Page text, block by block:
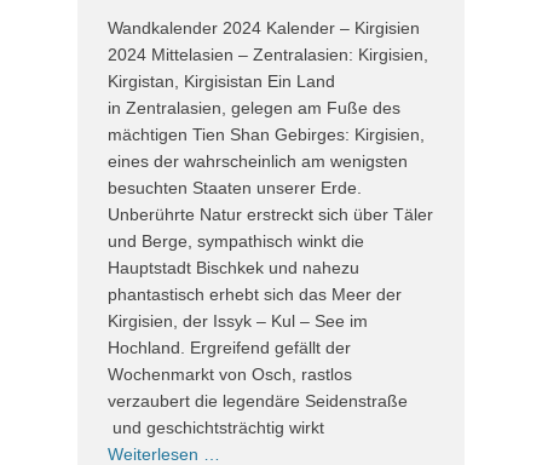
Wandkalender 2024 Kalender – Kirgisien
2024 Mittelasien – Zentralasien: Kirgisien,
Kirgistan, Kirgisistan Ein Land
in Zentralasien, gelegen am Fuße des
mächtigen Tien Shan Gebirges: Kirgisien,
eines der wahrscheinlich am wenigsten
besuchten Staaten unserer Erde.
Unberührte Natur erstreckt sich über Täler
und Berge, sympathisch winkt die
Hauptstadt Bischkek und nahezu
phantastisch erhebt sich das Meer der
Kirgisien, der Issyk – Kul – See im
Hochland. Ergreifend gefällt der
Wochenmarkt von Osch, rastlos
verzaubert die legendäre Seidenstraße
und geschichtsträchtig wirkt
Weiterlesen …